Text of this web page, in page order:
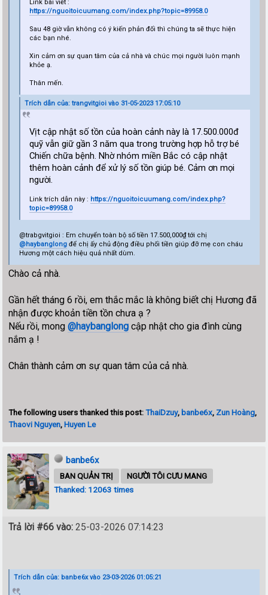
Link bài viết :
https://nguoitoicuumang.com/index.php?topic=89958.0
Sau 48 giờ vẫn không có ý kiến phản đối thì chúng ta sẽ thực hiện
các bạn nhé.
Xin cảm ơn sự quan tâm của cả nhà và chúc mọi người luôn mạnh
khỏe ạ.
Thân mến.
Trích dẫn của: trangvitgioi vào 31-05-2023 17:05:10
Vịt cập nhật số tồn của hoàn cảnh này là 17.500.000đ
quỹ vẫn giữ gần 3 năm qua trong trường hợp hỗ trợ bé
Chiến chữa bệnh. Nhờ nhóm miền Bắc có cập nhật
thêm hoàn cảnh để xử lý số tồn giúp bé. Cảm ơn mọi
người.
Link trích dẫn này : https://nguoitoicuumang.com/index.php?
topic=89958.0
@trabgvitgioi : Em chuyển toàn bộ số tiền 17.500,000₫ tới chị
@haybanglongđể chị ấy chủ động điều phối tiền giúp đỡ mẹ con cháu
Hương một cách hiệu quả nhất dùm.
Chào cả nhà.
Gần hết tháng 6 rồi, em thắc mắc là không biết chị Hương đã
nhận được khoản tiền tồn chưa ạ ?
Nếu rồi, mong@haybanglong cập nhật cho gia đình cùng
nắm ạ !
Chân thành cảm ơn sự quan tâm của cả nhà.
The following users thanked this post:ThaiDzuy, banbe6x, Zun Hoàng,
Thaovi Nguyen,Huyen Le
banbe6x
BAN QUẢN TRỊ
NGƯỜI TÔI CƯU MANG
Thanked: 12063 times
Trả lời #66 vào: 25-03-2026 07:14:23
Trích dẫn của: banbe6x vào 23-03-2026 01:05:21